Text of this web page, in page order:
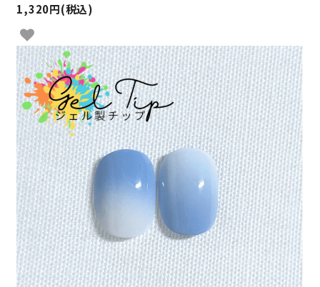
1,320円(税込)